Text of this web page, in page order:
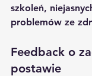
szkoleń,
problemów ze
Feedback o
postawie